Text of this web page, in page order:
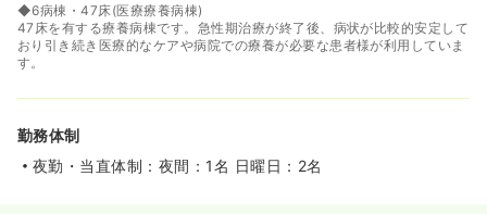
◆6病棟・47床(医療療養病棟)
47床を有する療養病棟です。急性期治療が終了後、病状が比較的安定して
おり引き続き医療的なケアや病院での療養が必要な患者様が利用していま
す。
勤務体制
夜勤・当直体制：夜間：1名 日曜日：2名